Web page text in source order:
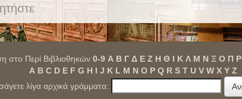
στο Περί Βιβλιοθηκών 0-9 Α Β Γ Δ Ε Ζ Η Θ Ι Κ Λ Μ Ν Ξ Ο Π Ρ
A B C D E F G H I J K L M N O P Q R S T U V W X Y Z
λίγα αρχικά γράμματα: